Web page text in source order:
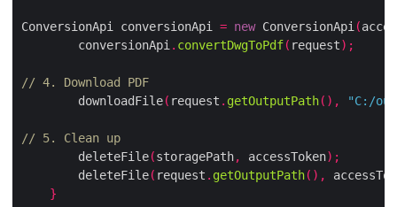
ConversionApi conversionApi = new ConversionApi(
        conversionApi
.convertDwgToPdf (request );
// 4. Download PDF
        downloadFile
(request.getOutputPath (), "C:/
// 5. Clean up
        deleteFile
(storagePath , accessToken );
        deleteFile
(request.getOutputPath (),